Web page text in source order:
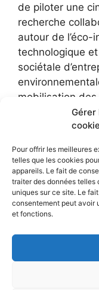
Gérer
Pour offrir les meilleures
telles que les cookies
appareils. Le fait de
traiter des données telles
uniques sur ce site. Le
consentement peut avoir
et fonctions.
de piloter une
recherche
autour de
technologique
sociétale
mobilisation